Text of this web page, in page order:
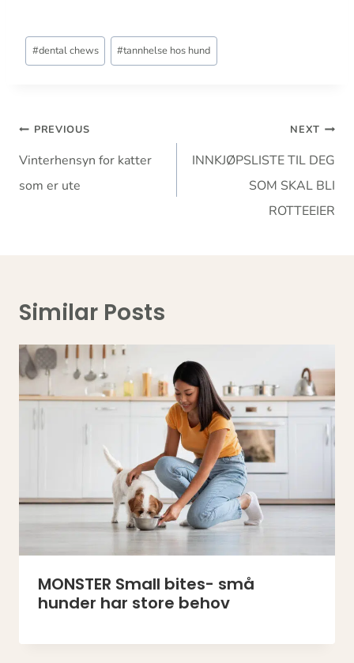
Post
Tags:
#dental chews #tannhelse hos hund
Innleggsnavigasjon
PREVIOUS
Vinterhensyn for katter
som er ute
NEXT
INNKJØPSLISTE TIL DEG
SOM SKAL BLI
ROTTEEIER
Similar Posts
MONSTER Small bites- små
hunder har store behov